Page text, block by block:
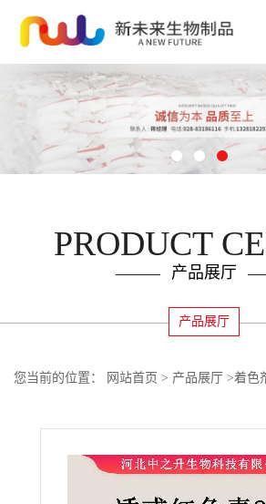
PRODUCT
产品展厅
产品展厅
您当前的位置： 网站首页 > 产品展厅 >着色